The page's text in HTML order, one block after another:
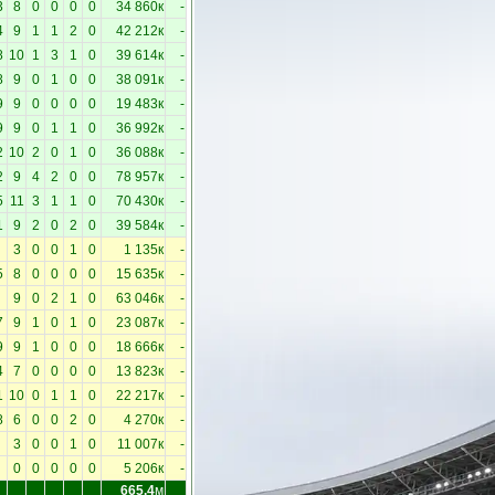
8 0 0 0 0 34 860к
-
9 1 1 2 0 42 212к
-
10 1 3 1 0 39 614к
-
9 0 1 0 0 38 091к
-
9 0 0 0 0 19 483к
-
9 0 1 1 0 36 992к
-
10 2 0 1 0 36 088к
-
9 4 2 0 0 78 957к
-
11 3 1 1 0 70 430к
-
9 2 0 2 0 39 584к
-
3
0 0 1 0 1 135к
-
8 0 0 0 0 15 635к
-
9
0 2 1 0 63 046к
-
9 1 0 1 0 23 087к
-
9 1 0 0 0 18 666к
-
7 0 0 0 0 13 823к
-
10 0 1 1 0 22 217к
-
6 0 0 2 0 4 270к
-
3
0 0 1 0 11 007к
-
0
0 0 0 0 5 206к
-
665.4м